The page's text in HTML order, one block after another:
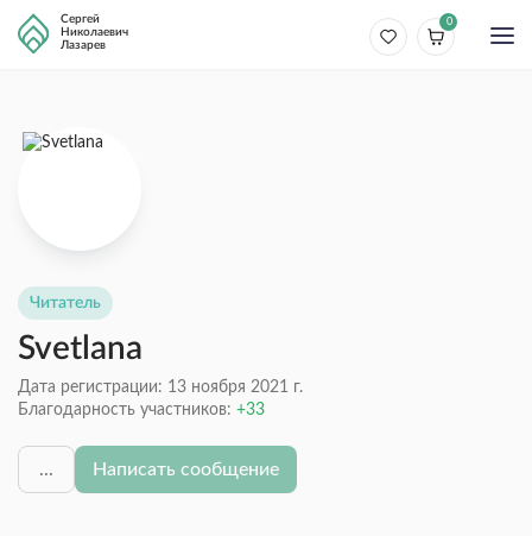
Сергей
Николаевич
Лазарев
0
Читатель
Svetlana
Дата регистрации: 13 ноября 2021 г.
Благодарность участников:
33
... Написать сообщение